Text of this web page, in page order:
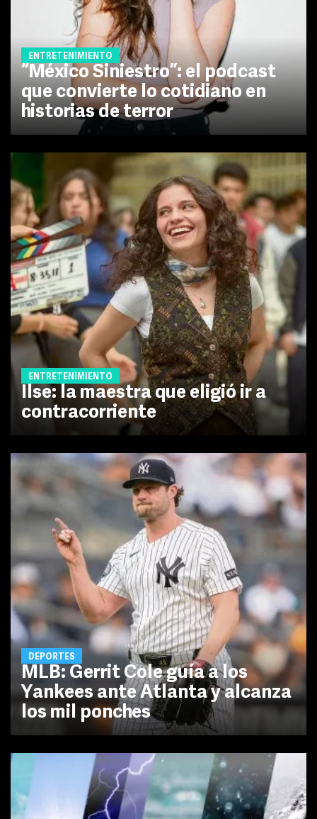
ENTRETENIMIENTO
“México Siniestro”: el podcast
que convierte lo cotidiano en
historias de terror
ENTRETENIMIENTO
Ilse: la maestra que eligió ir a
contracorriente
DEPORTES
MLB: Gerrit Cole guía a los
Yankees ante Atlanta y alcanza
los mil ponches